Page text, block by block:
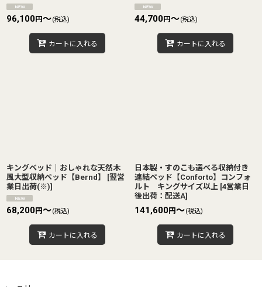
96,100円～(税込)
カートに入れる
44,700円～(税込)
カートに入れる
キングベッド｜おしゃれな天然木
風大型収納ベッド【Bernd】
[翌営
業日出荷(※)]
68,200円～(税込)
カートに入れる
日本製・すのこも選べる収納付き
連結ベッド【Conforto】コンフォ
ルト キングサイズ以上 [4営業日
後出荷：配送A]
141,600円～(税込)
カートに入れる